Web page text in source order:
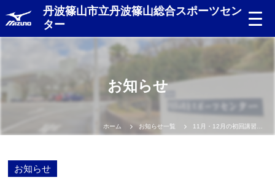
丹波篠山市立丹波篠山総合スポーツセン
ター
お知らせ
ホーム お知らせ一覧
お知らせ